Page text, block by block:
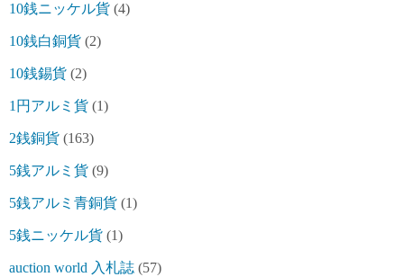
10銭ニッケル貨 (4)
10銭白銅貨 (2)
10銭錫貨 (2)
1円アルミ貨 (1)
2銭銅貨 (163)
5銭アルミ貨 (9)
5銭アルミ青銅貨 (1)
5銭ニッケル貨 (1)
auction world 入札誌 (57)